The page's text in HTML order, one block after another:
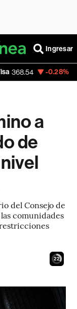
Ingresar
-0.28%
a
de
del Consejo de
comunidades
21